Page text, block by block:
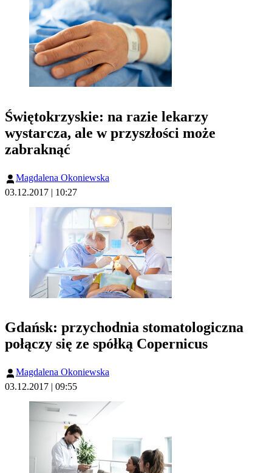
Świętokrzyskie: na razie lekarzy
wystarcza, ale w przyszłości może
zabraknąć
Magdalena Okoniewska
03.12.2017 | 10:27
Gdańsk: przychodnia stomatologiczna
połączy się ze spółką Copernicus
Magdalena Okoniewska
03.12.2017 | 09:55